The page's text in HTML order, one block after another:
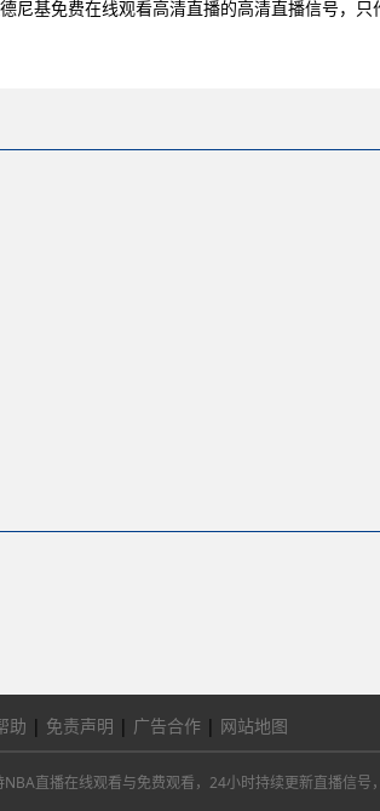
尼基免费在线观看高清直播的高清直播信号，只
助 | 免责声明 | 广告合作 | 网站地图
直播在线观看与免费观看，24小时持续更新直播信号